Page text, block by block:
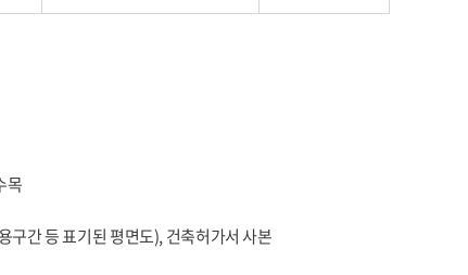
목
구간 등 표기된 평면도), 건축허가서 사본